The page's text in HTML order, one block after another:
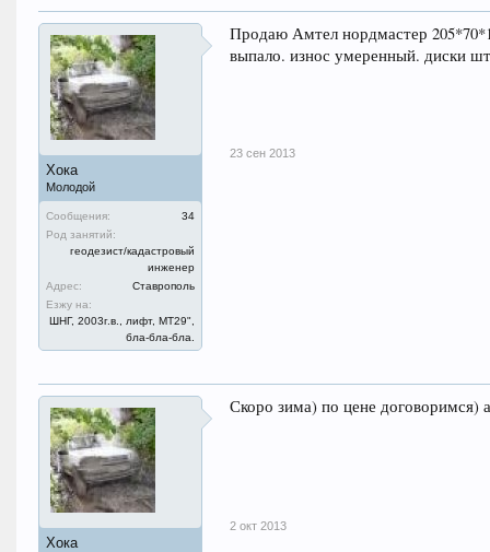
Хока
Молодой
Сообщения:
34
Род занятий:
геодезист/кадастровый
инженер
Адрес:
Ставрополь
Езжу на:
ШНГ, 2003г.в., лифт, МТ29",
бла-бла-бла.
Продаю Амтел нордмастер
выпало. износ умеренный. диски
23 сен 2013
Хока
Скоро зима) по цене договоримся)
2 окт 2013